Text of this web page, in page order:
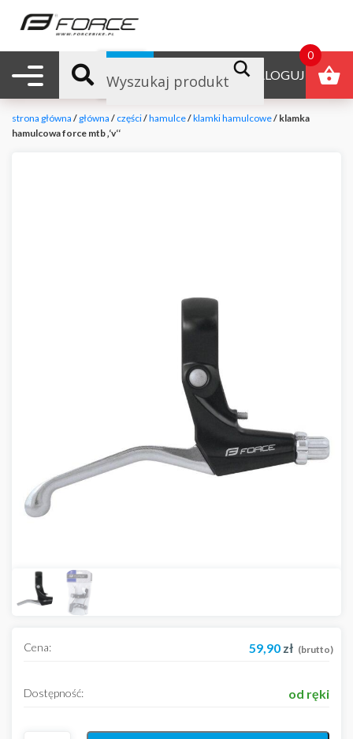
Nawigacja mobilna ZALOGUJ
B2B
strona główna / główna / części/hamulce/klamki hamulcowe/ klamka
hamulcowa force mtb ‚‘v‘‘
Cena: 59,90 zł (brutto)
Dostępność: od ręki
0